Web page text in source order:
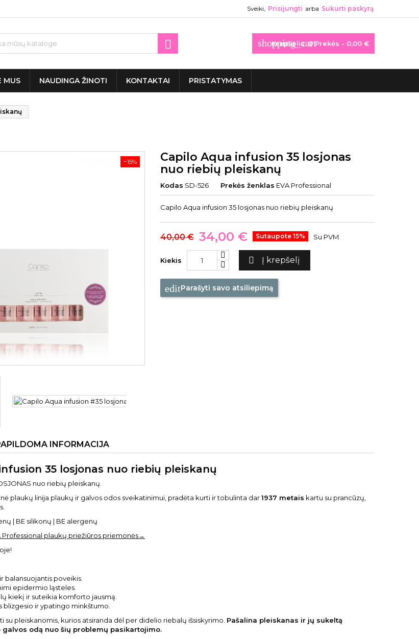
Sveiki, Prisijungti arba Sukurti paskyrą
shopping_cart
Krepšelis: 0Prekės - 0,00 €

MUS NAUDINGA ŽINOTI KONTAKTAI PRISTATYMAS
−15%
Capilo Aqua infusion 35 losjonas
nuo riebių pleiskanų
Kodas SD-526 Prekės ženklas EVA Professional
Capilo Aqua infusion 35 losjonas nuo riebių pleiskanų
40,00 € 34,00 € Sutaupote 15% Su PVM
Kiekis  Į krepšelį
editParašyti savo atsiliepimą
INFORMACIJA
35 losjonas nuo riebių pleiskanų
nuo riebių pleiskanų.
plaukų linija plaukų ir galvos odos sveikatinimui, pradėta kurti ir tobulinta dar1937 metais kartu su prancūzų,
| BE silikonų | BE alergenų
Professional plaukų priežiūros priemonės→
balansuojantis poveikis.
epidermio ląsteles.
kiekį ir suteikia komforto jausmą.
blizgesio ir ypatingo minkštumo.
su pleiskanomis, kurios atsiranda dėl per didelio riebalų išsiskyrimo. Pašalina pleiskanas ir jų sukeltą
galvos odą nuo šių problemų pasikartojimo.